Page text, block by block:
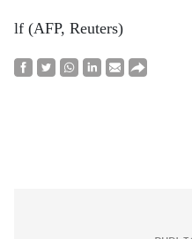
lf (AFP, Reuters)